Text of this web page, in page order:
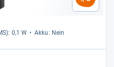
0,1 W
Akku: Nein